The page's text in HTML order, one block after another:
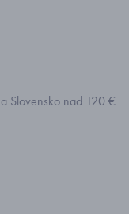
Slovensko nad 120 €